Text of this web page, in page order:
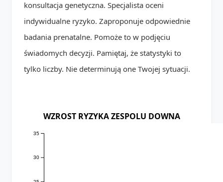
konsultacja genetyczna. Specjalista oceni
indywidualne ryzyko. Zaproponuje odpowiednie
badania prenatalne. Pomoże to w podjęciu
świadomych decyzji. Pamiętaj, że statystyki to
tylko liczby. Nie determinują one Twojej sytuacji.
WZROST RYZYKA ZESPOLU DOWNA
30
35